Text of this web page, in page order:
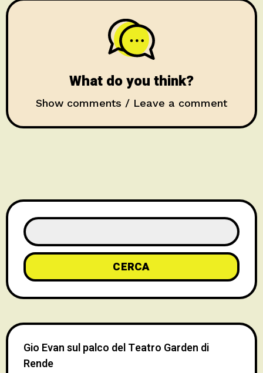
What do you think?
Show comments / Leave a comment
CERCA
Gio Evan sul palco del Teatro Garden di
Rende